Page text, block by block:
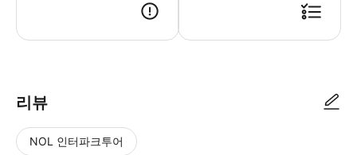
리뷰
NOL 인터파크투어